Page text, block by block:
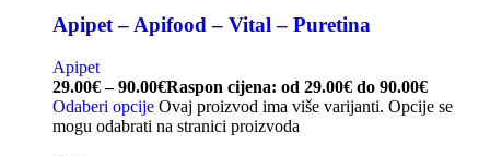
Apipet – Apifood – Vital – Puretina
Apipet
29.00€ – 90.00€Raspon cijena: od 29.00€ do 90.00€
Odaberi opcije Ovaj proizvod ima više varijanti. Opcije se
mogu odabrati na stranici proizvoda